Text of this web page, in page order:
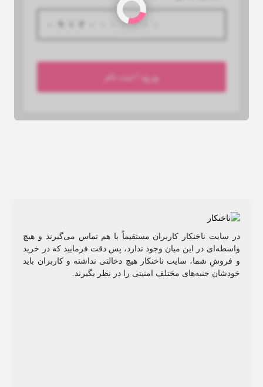
ورود / ثبت نام
در سایت ناخنکار کاربران مستقیماً با هم تماس می‌گیرند و هیچ
واسطه‌ای در این میان وجود ندارد، پس دقت فرمایید که در خرید
و فروشِ شما، سایت ناخنکار هیچ دخالتی نداشته و کاربران باید
خودشان جنبه‌های مختلف امنیتی را در نظر بگیرند.